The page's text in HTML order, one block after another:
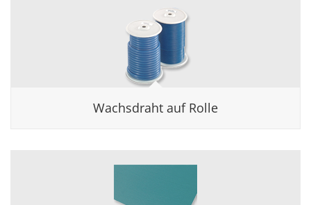
Wachsdraht auf Rolle